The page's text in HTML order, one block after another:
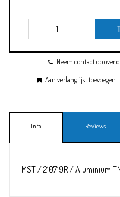
Neem contact op over
Aan verlanglijst toevoegen
Info Reviews
MST / 210719R / Aluminium